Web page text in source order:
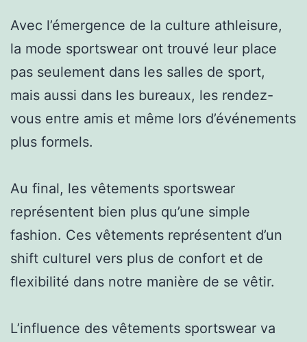
Avec l’émergence de la culture athleisure,
la mode sportswear ont trouvé leur place
pas seulement dans les salles de sport,
mais aussi dans les bureaux, les rendez-
vous entre amis et même lors d’événements
plus formels.
Au final, les vêtements sportswear
représentent bien plus qu’une simple
fashion. Ces vêtements représentent d’un
shift culturel vers plus de confort et de
flexibilité dans notre manière de se vêtir.
L’influence des vêtements sportswear va